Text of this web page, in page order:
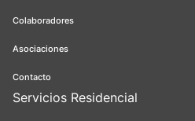
Colaboradores
Asociaciones
Contacto
Servicios Residencial